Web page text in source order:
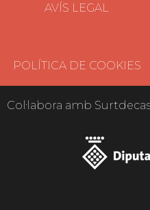
AVÍS LEGAL
POLÍTICA DE COOKIES
Col·labora amb